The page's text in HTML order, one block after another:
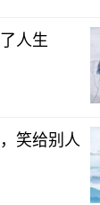
人生
笑给别人